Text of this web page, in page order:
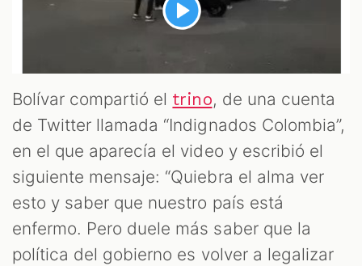
Bolívar compartió el trino, de una cuenta
de Twitter llamada “Indignados Colombia”,
en el que aparecía el video y escribió el
siguiente mensaje: “Quiebra el alma ver
esto y saber que nuestro país está
enfermo. Pero duele más saber que la
política del gobierno es volver a legalizar